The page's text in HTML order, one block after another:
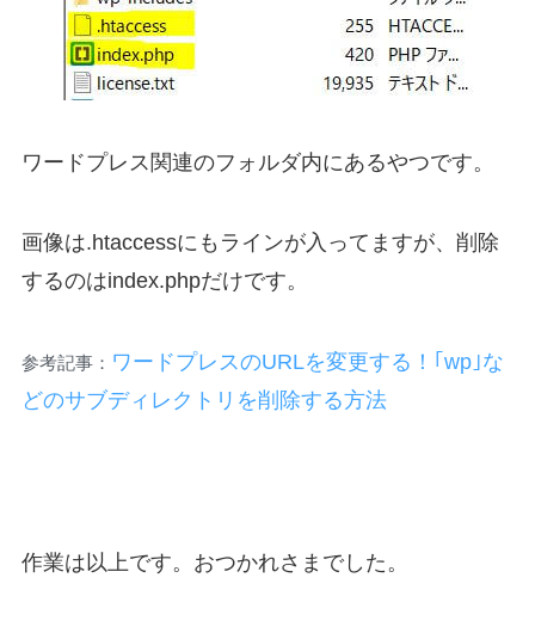
ワードプレス関連のフォルダ内にあるやつです。
画像は.htaccessにもラインが入ってますが、削除
するのはindex.phpだけです。
参考記事： ワードプレスのURLを変更する！｢wp｣な
どのサブディレクトリを削除する方法
作業は以上です。おつかれさまでした。